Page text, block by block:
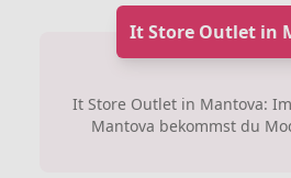
It Store Outlet in
It Store Outlet in Mantova:
Mantova bekommst du